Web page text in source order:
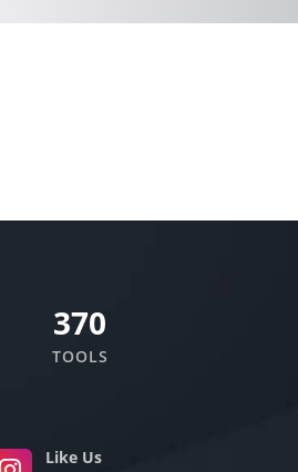
370
TOOLS
Like Us